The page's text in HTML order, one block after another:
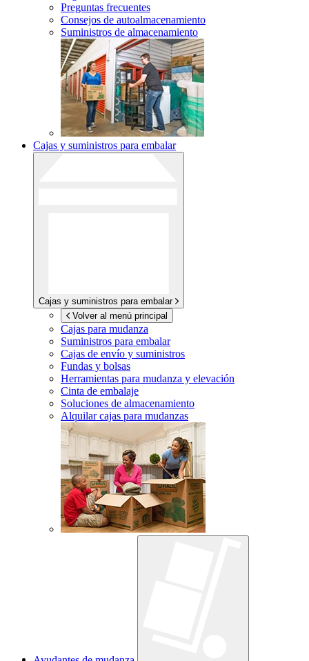
Preguntas frecuentes
Consejos de autoalmacenamiento
Suministros de almacenamiento
Cajas y suministros para embalar
Cajas y suministros para embalar
Volver al menú principal
Cajas para mudanza
Suministros para embalar
Cajas de envío y suministros
Fundas y bolsas
Herramientas para mudanza y elevación
Cinta de embalaje
Soluciones de almacenamiento
Alquilar cajas para mudanzas